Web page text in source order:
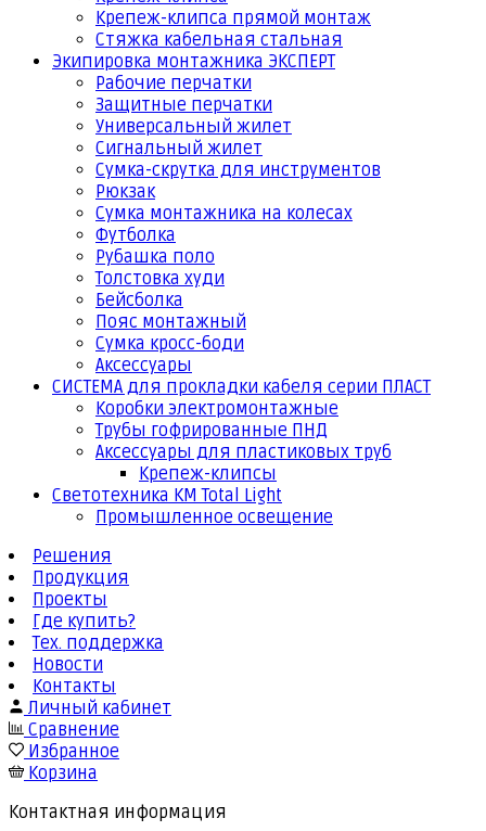
Крепеж-клипса прямой монтаж
Стяжка кабельная стальная
Экипировка монтажника ЭКСПЕРТ
Рабочие перчатки
Защитные перчатки
Универсальный жилет
Сигнальный жилет
Сумка-скрутка для инструментов
Рюкзак
Сумка монтажника на колесах
Футболка
Рубашка поло
Толстовка худи
Бейсболка
Пояс монтажный
Сумка кросс-боди
Аксессуары
СИСТЕМА для прокладки кабеля серии ПЛАСТ
Коробки электромонтажные
Трубы гофрированные ПНД
Аксессуары для пластиковых труб
Крепеж-клипсы
Светотехника КМ Total Light
Промышленное освещение
Решения
Продукция
Проекты
Где купить?
Тех. поддержка
Новости
Контакты
Личный кабинет
Сравнение
Избранное
Корзина
Контактная информация